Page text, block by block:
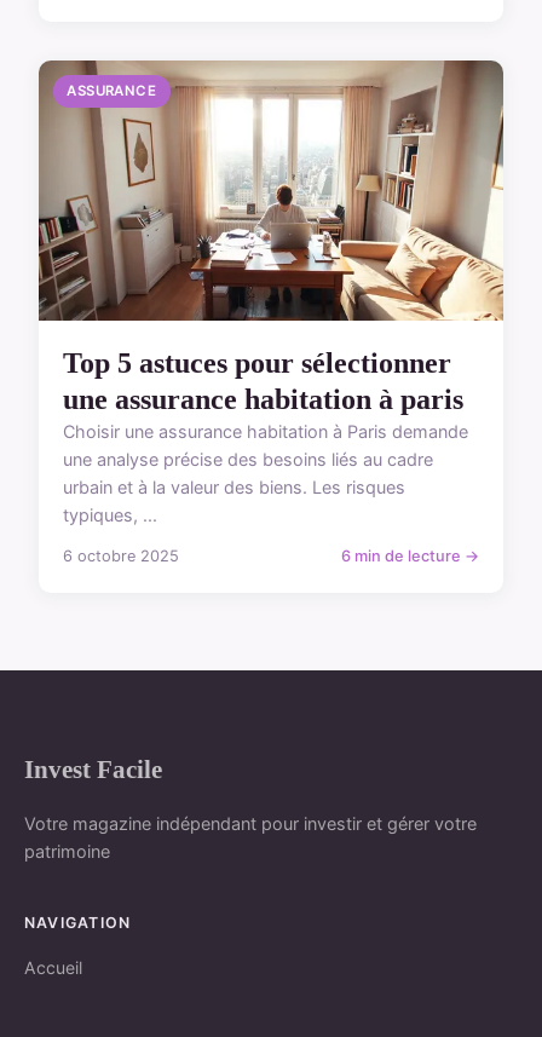
ASSURANCE
Top 5 astuces pour sélectionner
une assurance habitation à paris
Choisir une assurance habitation à Paris demande
une analyse précise des besoins liés au cadre
urbain et à la valeur des biens. Les risques
typiques, ...
6 octobre 2025 6 min de lecture →
Invest Facile
Votre magazine indépendant pour investir et gérer votre
patrimoine
NAVIGATION
Accueil